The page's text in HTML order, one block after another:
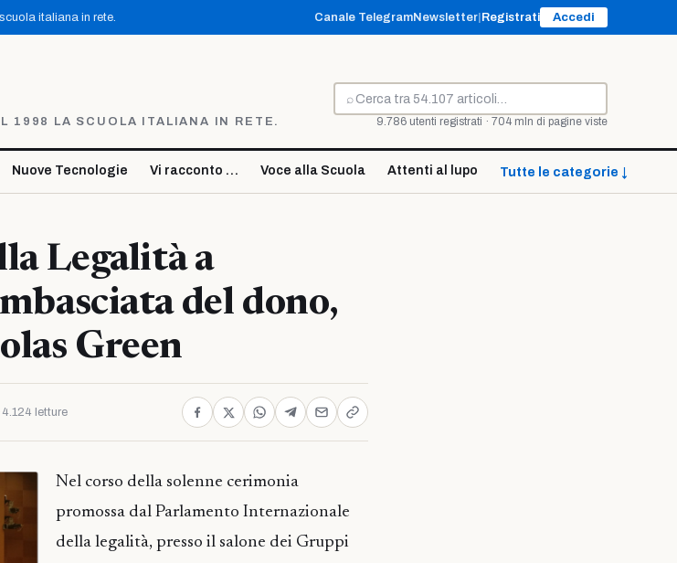
italiana in rete. Canale TelegramNewsletter Registrati Accedi
1998 LA SCUOLA ITALIANA IN RETE.
⌕
Cerca
9.786 utenti registrati · 704 mln di pagine viste
Nuove Tecnologie Vi racconto … Voce alla Scuola Attenti al lupo Tutte le categorie ↓
Legalità a
del dono,
Green
4.124 letture
Nel corso della solenne cerimonia
promossa dal Parlamento Internazionale
della legalità, presso il salone dei Gruppi